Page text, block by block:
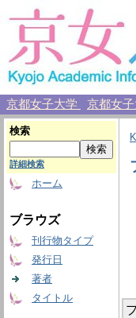
京都女子大学 京都女
検索
詳細検索
ホーム
ブラウズ
刊行物タイプ
発行日
著者
タイトル